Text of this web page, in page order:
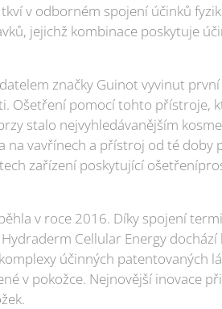
v odborném spojení účinků
jejichž kombinace poskytuje
značky Guinot vyvinut
Ošetření pomocí tohto přístroje,
stalo nejvyhledávanějším
na vavřínech a přístroj od té doby
zařízení poskytující
v roce 2016. Díky spojení
Cellular Energy
účinných patentovaných
v pokožce. Nejnovější inovace